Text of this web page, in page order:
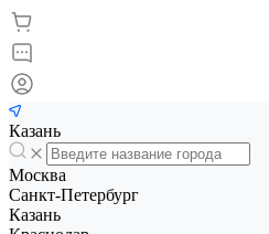
Казань
Москва
Санкт-Петербург
Казань